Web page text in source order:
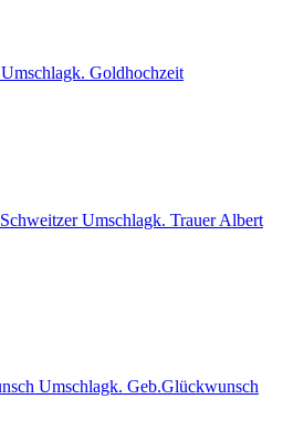
Umschlagk. Goldhochzeit
Umschlagk. Trauer Albert
Umschlagk. Geb.Glückwunsch